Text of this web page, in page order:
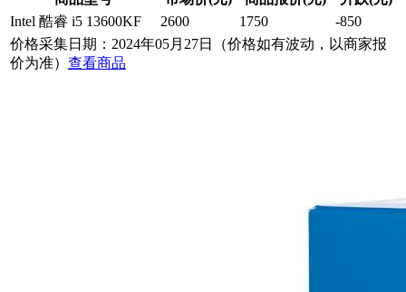
Intel 酷睿 i5 13600KF
2600 1750
-850
价格采集日期：2024年05月27日（价格如有波动，以商家报
价为准） 查看商品